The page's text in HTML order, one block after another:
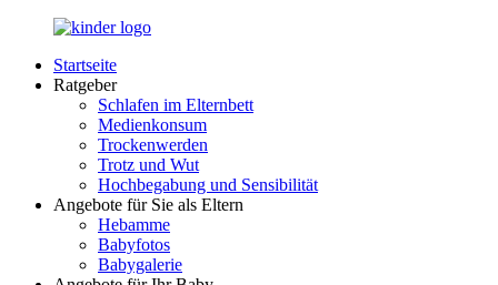
Zurück
Inhalt
LuckyKids.de
Das
Nachwuchs
Startseite
Ratgeber
Schlafen im Elternbett
Medienkonsum
Trockenwerden
Trotz und Wut
Hochbegabung und Sensibilität
Angebote für Sie als Eltern
Hebamme
Babyfotos
Babygalerie